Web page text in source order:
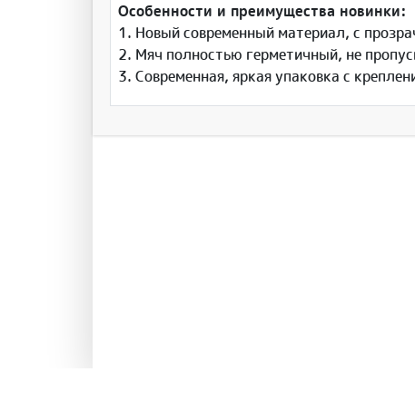
Особенности и преимущества новинки:
1. Новый современный материал, с
2. Мяч полностью герметичный, не
3. Современная, яркая упаковка с